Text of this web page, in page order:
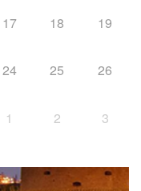
17 18 19
24 25 26
1 2 3